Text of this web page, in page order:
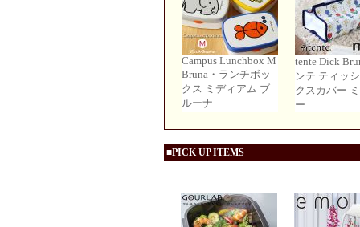
Campus Lunchbox M
Bruna・ランチボッ
クス ミディアム ブ
ルーナ
tente Dick
ンテ ティッ
クスカバー
ー
■PICK UP ITEMS